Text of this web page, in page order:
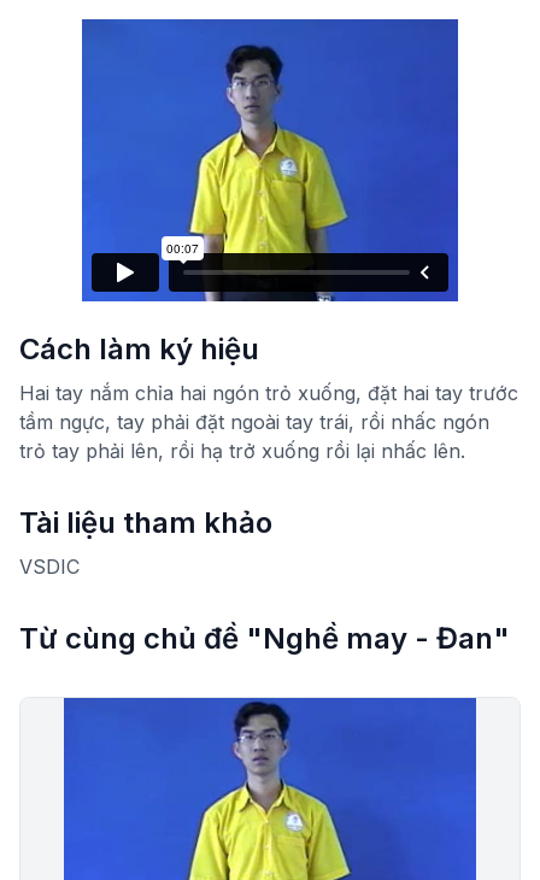
Cách làm ký hiệu
Hai tay nắm chỉa hai ngón trỏ xuống, đặt hai tay trước
tầm ngực, tay phải đặt ngoài tay trái, rồi nhấc ngón
trỏ tay phải lên, rồi hạ trở xuống rồi lại nhấc lên.
Tài liệu tham khảo
VSDIC
Từ cùng chủ đề "Nghề may - Đan"